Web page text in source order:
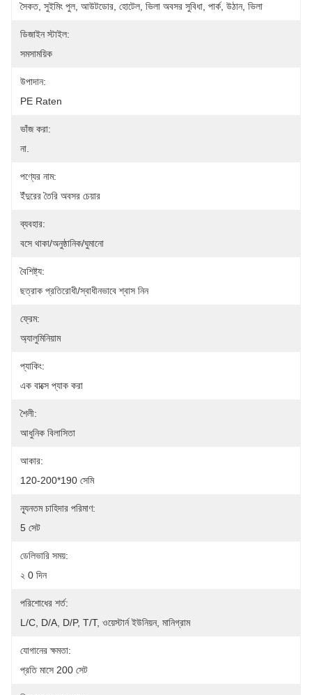
সৈকত, সুইমিং পুল, আউটডোর, হোটেল, ভিলা অবসর সুবিধা, পার্ক, উঠান, ভিলা
ডিজাইন স্টাইল:
সমসাময়িক
উপাদান:
PE Raten
ভাঁজ করা:
না.
পণ্যের নাম:
ইঁদুরের তৈরি অবসর চেয়ার
ব্যবহার:
বসে থাকা/অনুষ্ঠানিক/ঘুমানো
বৈশিষ্ট্য:
ছত্রাক প্রতিরোধী/স্বাধীনভাবে শ্বাস নিন
ফ্রেম:
অ্যালুমিনিয়াম
প্যাকিং:
এক বাক্সে প্যাক করা
শৈলী:
আধুনিক বিলাসিতা
আকার:
120-200*190 সেমি
ন্যূনতম চাহিদার পরিমাণ:
5 সেট
ডেলিভারি সময়:
২ 0 দিন
পরিশোধের শর্ত:
L/C, D/A, D/P, T/T, ওয়েস্টার্ন ইউনিয়ন, মানিগ্রাম
যোগানের ক্ষমতা:
প্রতি মাসে 200 সেট